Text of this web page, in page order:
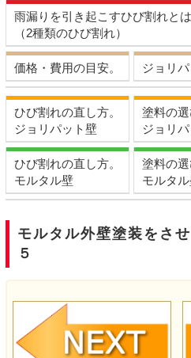
雨漏りを引き起こすひび割れと
（2種類のひび割れ）
価格・費用の目安。 ジョリ
ひび割れの直し方。
ジョリパット壁
塗料の選
ジョリ
ひび割れの直し方。
モルタル壁
塗料の選
モルタ
モルタル外壁塗装をさ
５